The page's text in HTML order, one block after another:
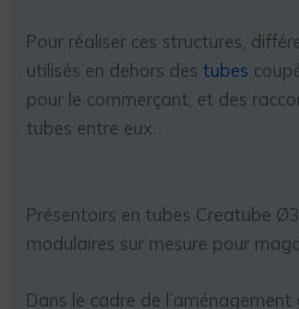
Pour réaliser ces structures,
utilisés en dehors destubes
pour le commerçant, et des
tubes entre eux.
Présentoirs en tubes Creatube
modulaires sur mesure pour
Dans le cadre de l’aménagement